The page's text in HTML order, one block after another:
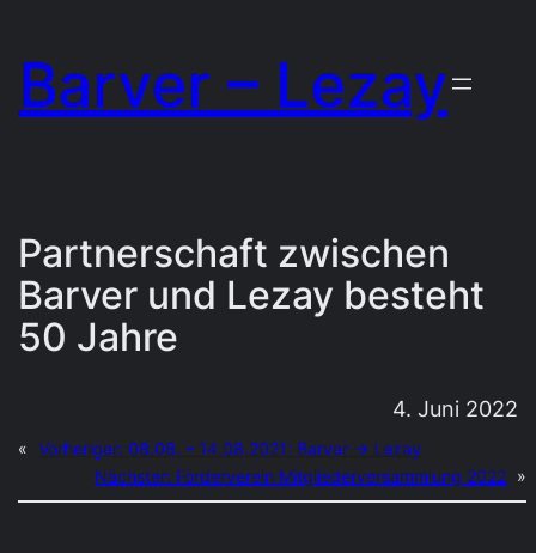
Inhalt
springen
Barver – Lezay
Partnerschaft zwischen
Barver und Lezay besteht
50 Jahre
4. Juni 2022
« Vorheriger: 08.08. – 14.08.2021: Barver → Lezay
Nächster: Förderverein Mitgliederversammlung 2022 »